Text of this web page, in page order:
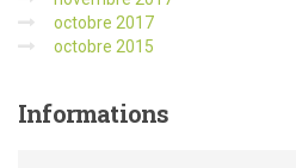
octobre 2017
octobre 2015
Informations